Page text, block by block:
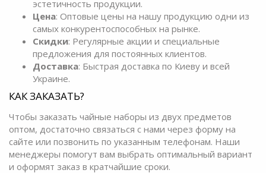
эстетичность продукции.
Цена: Оптовые цены на нашу продукцию одни из
самых конкурентоспособных на рынке.
Скидки: Регулярные акции и специальные
предложения для постоянных клиентов.
Доставка: Быстрая доставка по Киеву и всей
Украине.
КАК ЗАКАЗАТЬ?
Чтобы заказать чайные наборы из двух предметов
оптом, достаточно связаться с нами через форму на
сайте или позвонить по указанным телефонам. Наши
менеджеры помогут вам выбрать оптимальный вариант
и оформят заказ в кратчайшие сроки.